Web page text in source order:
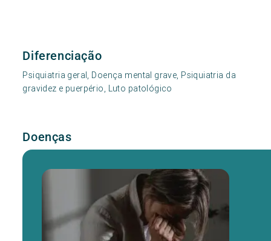
Diferenciação
Psiquiatria geral, Doença mental grave, Psiquiatria da
gravidez e puerpério, Luto patológico
Doenças